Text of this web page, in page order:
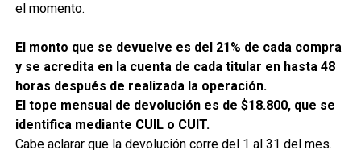
el momento.
El monto que se devuelve es del 21% de cada compra
y se acredita en la cuenta de cada titular en hasta 48
horas después de realizada la operación.
El tope mensual de devolución es de $18.800, que se
identifica mediante CUIL o CUIT.
Cabe aclarar que la devolución corre del 1 al 31 del mes.